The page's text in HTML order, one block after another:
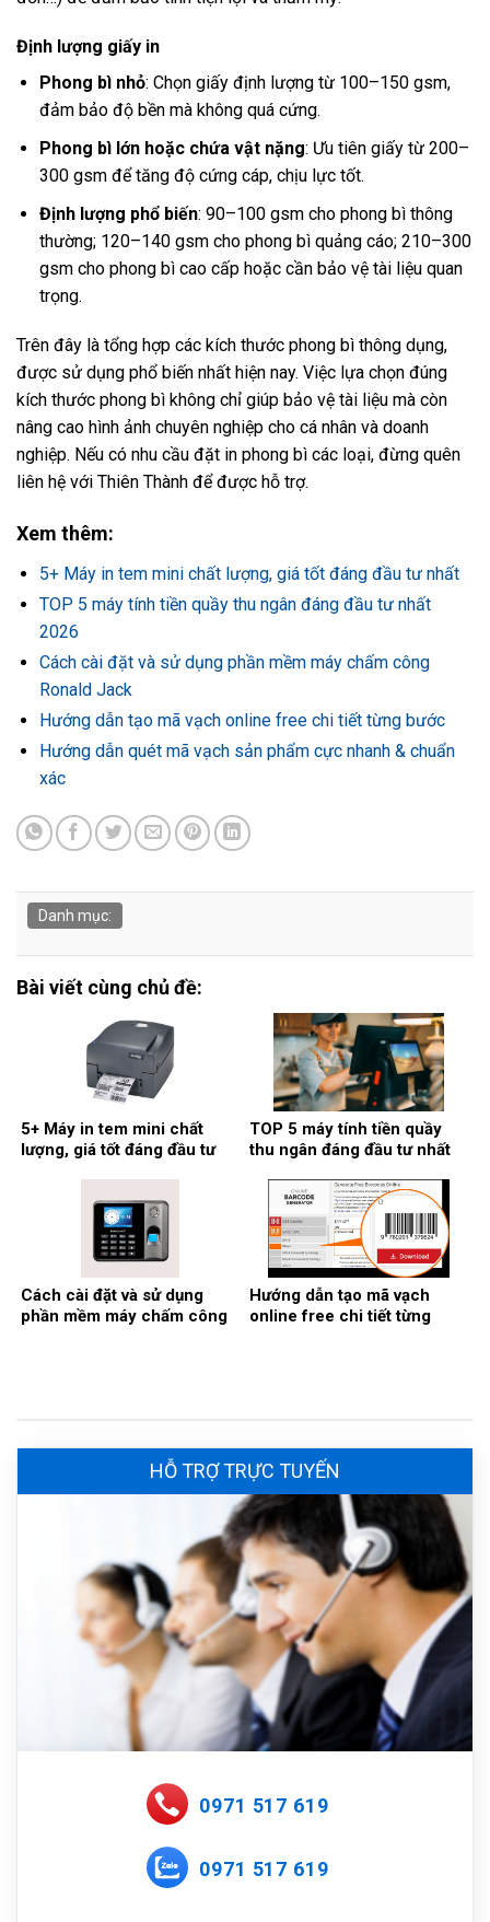
HỖ TRỢ TRỰC TUYẾN
0971 517 619
0971 517 619
Định lượng giấy in
Phong bì nhỏ: Chọn giấy định lượng từ 100–150 gsm,
đảm bảo độ bền mà không quá cứng.
Phong bì lớn hoặc chứa vật nặng: Ưu tiên giấy từ 200–
300 gsm để tăng độ cứng cáp, chịu lực tốt.
Định lượng phổ biến: 90–100 gsm cho phong bì thông
thường; 120–140 gsm cho phong bì quảng cáo; 210–300
gsm cho phong bì cao cấp hoặc cần bảo vệ tài liệu quan
trọng.
Trên đây là tổng hợp các kích thước phong bì thông dụng,
được sử dụng phổ biến nhất hiện nay. Việc lựa chọn đúng
kích thước phong bì không chỉ giúp bảo vệ tài liệu mà còn
nâng cao hình ảnh chuyên nghiệp cho cá nhân và doanh
nghiệp. Nếu có nhu cầu đặt in phong bì các loại, đừng quên
liên hệ với Thiên Thành để được hỗ trợ.
Xem thêm:
5+ Máy in tem mini chất lượng, giá tốt đáng đầu tư nhất
TOP 5 máy tính tiền quầy thu ngân đáng đầu tư nhất
2026
Cách cài đặt và sử dụng phần mềm máy chấm công
Ronald Jack
Hướng dẫn tạo mã vạch online free chi tiết từng bước
Hướng dẫn quét mã vạch sản phẩm cực nhanh & chuẩn
xác
Danh mục:
Bài viết cùng chủ đề:
5+ Máy in tem mini chất
lượng, giá tốt đáng đầu tư
TOP 5 máy tính tiền quầy
thu ngân đáng đầu tư nhất
Cách cài đặt và sử dụng
phần mềm máy chấm công
Hướng dẫn tạo mã vạch
online free chi tiết từng